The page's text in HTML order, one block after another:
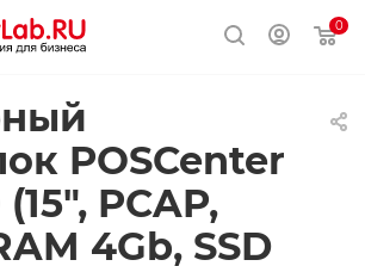
0
POSCenter
PCAP,
4Gb, SSD